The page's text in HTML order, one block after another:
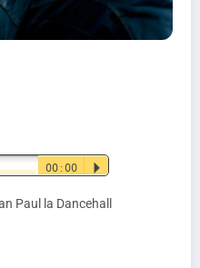
00:00 P
Paul la Dancehall